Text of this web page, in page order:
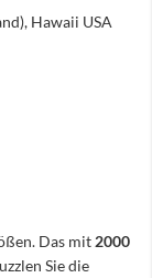
Hawaii USA
Das mit 2000
Sie die